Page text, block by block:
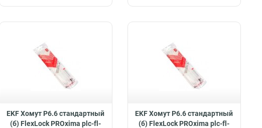
EKF Хомут P6.6 стандартный
(б) FlexLock PROxima plc-fl-
EKF Хомут P6.6 стандартный
(б) FlexLock PROxima plc-fl-